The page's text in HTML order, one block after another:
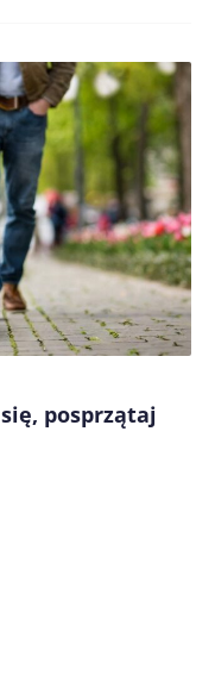
podczas
posprzątaj